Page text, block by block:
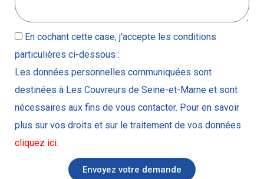
En cochant cette case, j'accepte les conditions
particulières ci-dessous :
Les données personnelles communiquées sont
destinées à Les Couvreurs de Seine-et-Marne et sont
nécessaires aux fins de vous contacter. Pour en savoir
plus sur vos droits et sur le traitement de vos données
cliquez ici.
Envoyez votre demande